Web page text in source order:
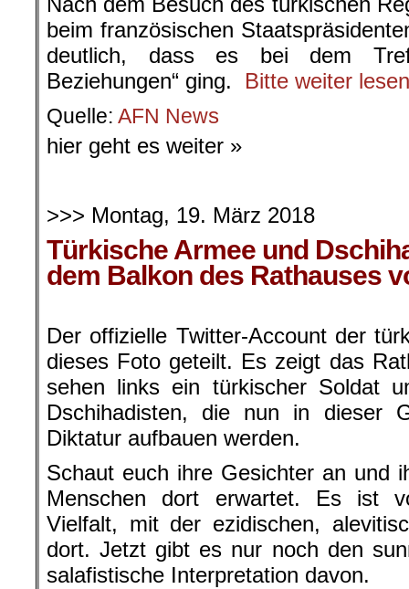
beim französischen
deutlich, dass es bei dem
Beziehungen“ ging. Bitte weiter
Quelle: AFN News
hier geht es weiter »
>>> Montag, 19. März 2018
Türkische Armee und
dem Balkon des Rathauses
Der offizielle Twitter-Account der
dieses Foto geteilt. Es zeigt das
sehen links ein türkischer Soldat
Dschihadisten, die nun in dieser
Diktatur aufbauen werden.
Schaut euch ihre Gesichter an und
Menschen dort erwartet. Es ist
Vielfalt, mit der ezidischen,
dort. Jetzt gibt es nur noch den
salafistische Interpretation davon.